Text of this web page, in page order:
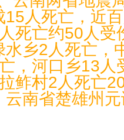
15人死亡，近
死亡约50人受
水乡2人死亡，
，河口乡13人
鲊村2人死亡
云南省楚雄州